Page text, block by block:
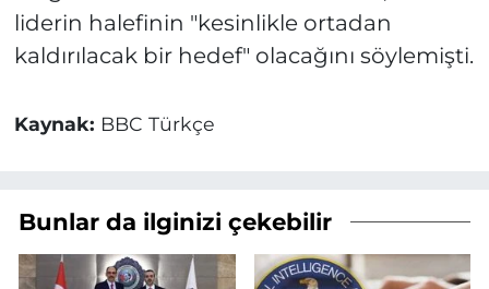
liderin halefinin "kesinlikle ortadan
kaldırılacak bir hedef" olacağını söylemişti.
Kaynak: BBC Türkçe
Bunlar da ilginizi çekebilir